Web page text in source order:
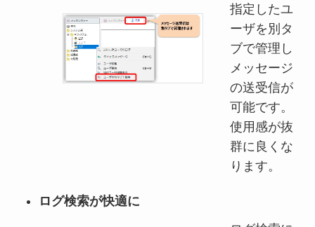
指定したユ
ーザを別タ
ブで管理し
メッセージ
の送受信が
可能です。
使用感が抜
群に良くな
ります。
ログ検索が快適に